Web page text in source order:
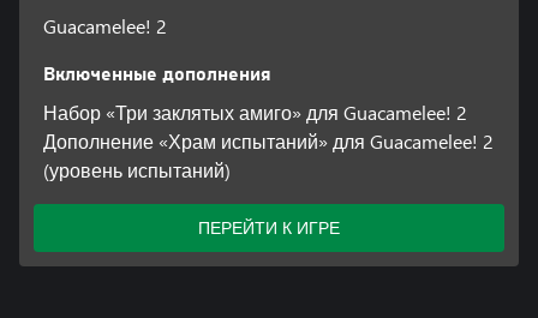
Guacamelee! 2
Включенные дополнения
Набор «Три заклятых амиго» для Guacamelee! 2
Дополнение «Храм испытаний» для Guacamelee! 2
(уровень испытаний)
ПЕРЕЙТИ К ИГРЕ